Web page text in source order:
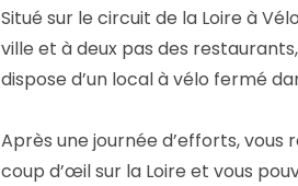
Situé sur le circuit de la Loire à
ville et à deux pas des
dispose d’un local à vélo fermé
Après une journée d’efforts,
coup d’œil sur la Loire et vous